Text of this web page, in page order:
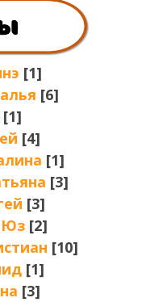
[1]
[6]
[1]
[4]
[1]
[3]
[3]
Юз [2]
[10]
[1]
[3]